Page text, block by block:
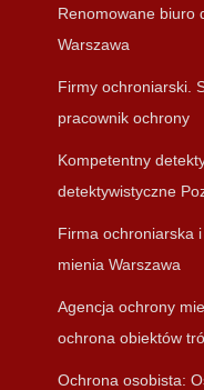
Renomowane biuro
Warszawa
Firmy ochroniarski.
pracownik ochrony
Kompetentny
detektywistyczne
Firma ochroniarska
mienia Warszawa
Agencja ochrony
ochrona obiektów
Ochrona osobista: